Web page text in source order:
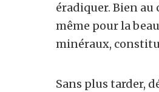
éradiquer. Bien
même pour la
minéraux,
Sans plus tarder,